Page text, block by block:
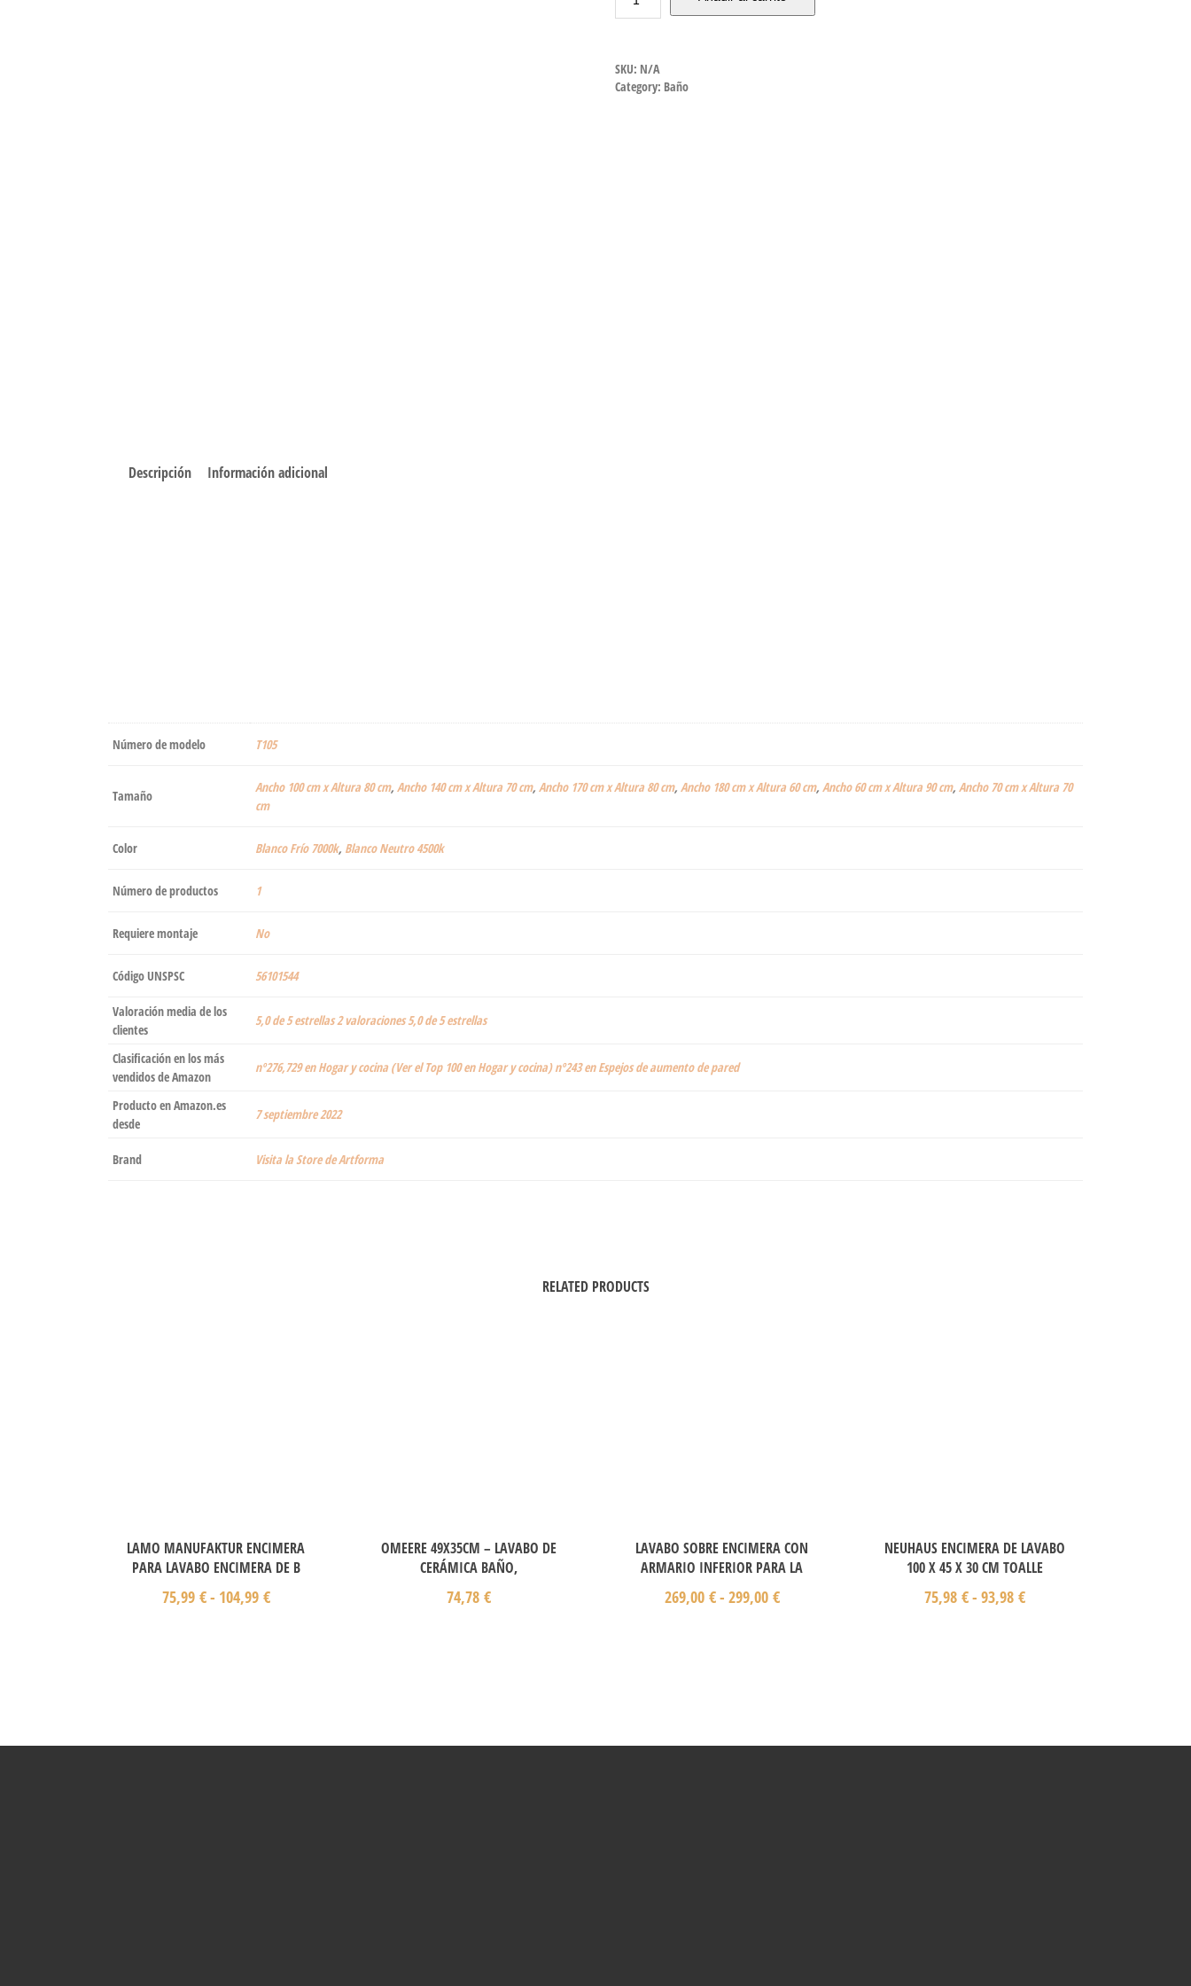
SKU: N/A
Category: Baño
Descripción Información adicional
Número de modelo ‎T105
Tamaño
Ancho 100 cm x Altura 80 cm, Ancho 140 cm x Altura 70 cm, Ancho 170 cm x Altura 80 cm, Ancho 180 cm x Altura 60 cm, Ancho 60 cm x Altura 90 cm, Ancho 70 cm x Altura 70
cm
Color Blanco Frío 7000k, Blanco Neutro 4500k
Número de productos ‎1
Requiere montaje ‎No
Código UNSPSC 56101544
Valoración media de los
clientes
5,0 de 5 estrellas 2 valoraciones 5,0 de 5 estrellas
Clasificación en los más
vendidos de Amazon
nº276,729 en Hogar y cocina (Ver el Top 100 en Hogar y cocina) nº243 en Espejos de aumento de pared
Producto en Amazon.es
desde
7 septiembre 2022
Brand Visita la Store de Artforma
RELATED PRODUCTS
LAMO MANUFAKTUR ENCIMERA
PARA LAVABO ENCIMERA DE B
75,99 €- 104,99 €
OMEERE 49X35CM – LAVABO DE
CERÁMICA BAÑO,
74,78€
LAVABO SOBRE ENCIMERA CON
ARMARIO INFERIOR PARA LA
269,00 €- 299,00 €
NEUHAUS ENCIMERA DE LAVABO
100 X 45 X 30 CM TOALLE
75,98€- 93,98€